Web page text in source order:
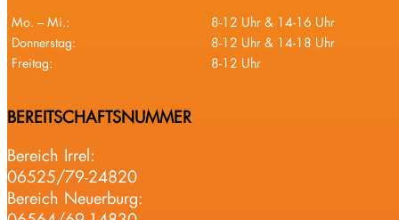
Mo. – Mi.:
8-12 Uhr & 14-16 Uhr
Donnerstag:
8-12 Uhr & 14-18 Uhr
Freitag:
8-12 Uhr
BEREITSCHAFTSNUMMER
Bereich Irrel:
06525/79-24820
Bereich Neuerburg: